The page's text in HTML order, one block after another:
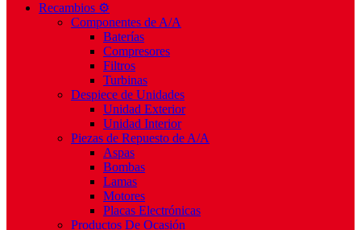
Recambios ⚙️
Componentes de A/A
Baterías
Compresores
Filtros
Turbinas
Despiece de Unidades
Unidad Exterior
Unidad Interior
Piezas de Repuesto de A/A
Aspas
Bombas
Lamas
Motores
Placas Electrónicas
Productos De Ocasión